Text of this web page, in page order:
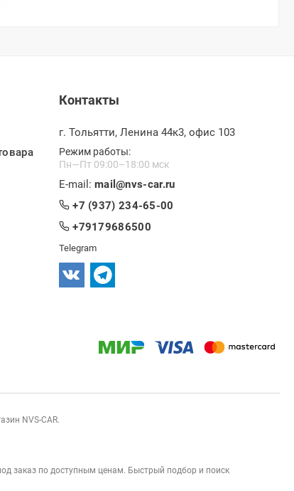
Контакты
г. Тольятти, Ленина 44к3, офис 103
Режим работы:
Пн—Пт 09:00–18:00 мск
E-mail: mail@nvs-car.ru
+7 (937) 234-65-00
+79179686500
Telegram
NVS-CAR.
заказ по доступным ценам. Быстрый подбор и поиск